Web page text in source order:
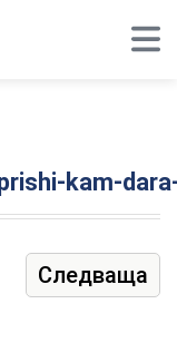
kam-
Следваща